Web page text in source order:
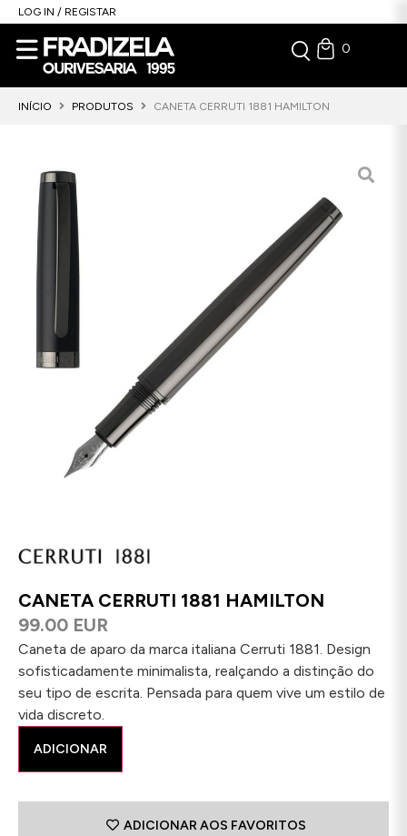
LOG IN / REGISTAR
0
INÍCIO PRODUTOS CANETA CERRUTI 1881 HAMILTON
CANETA CERRUTI 1881 HAMILTON
99.00 EUR
Caneta de aparo da marca italiana Cerruti 1881. Design
sofisticadamente minimalista, realçando a distinção do
seu tipo de escrita. Pensada para quem vive um estilo de
vida discreto.
ADICIONAR
ADICIONAR AOS FAVORITOS